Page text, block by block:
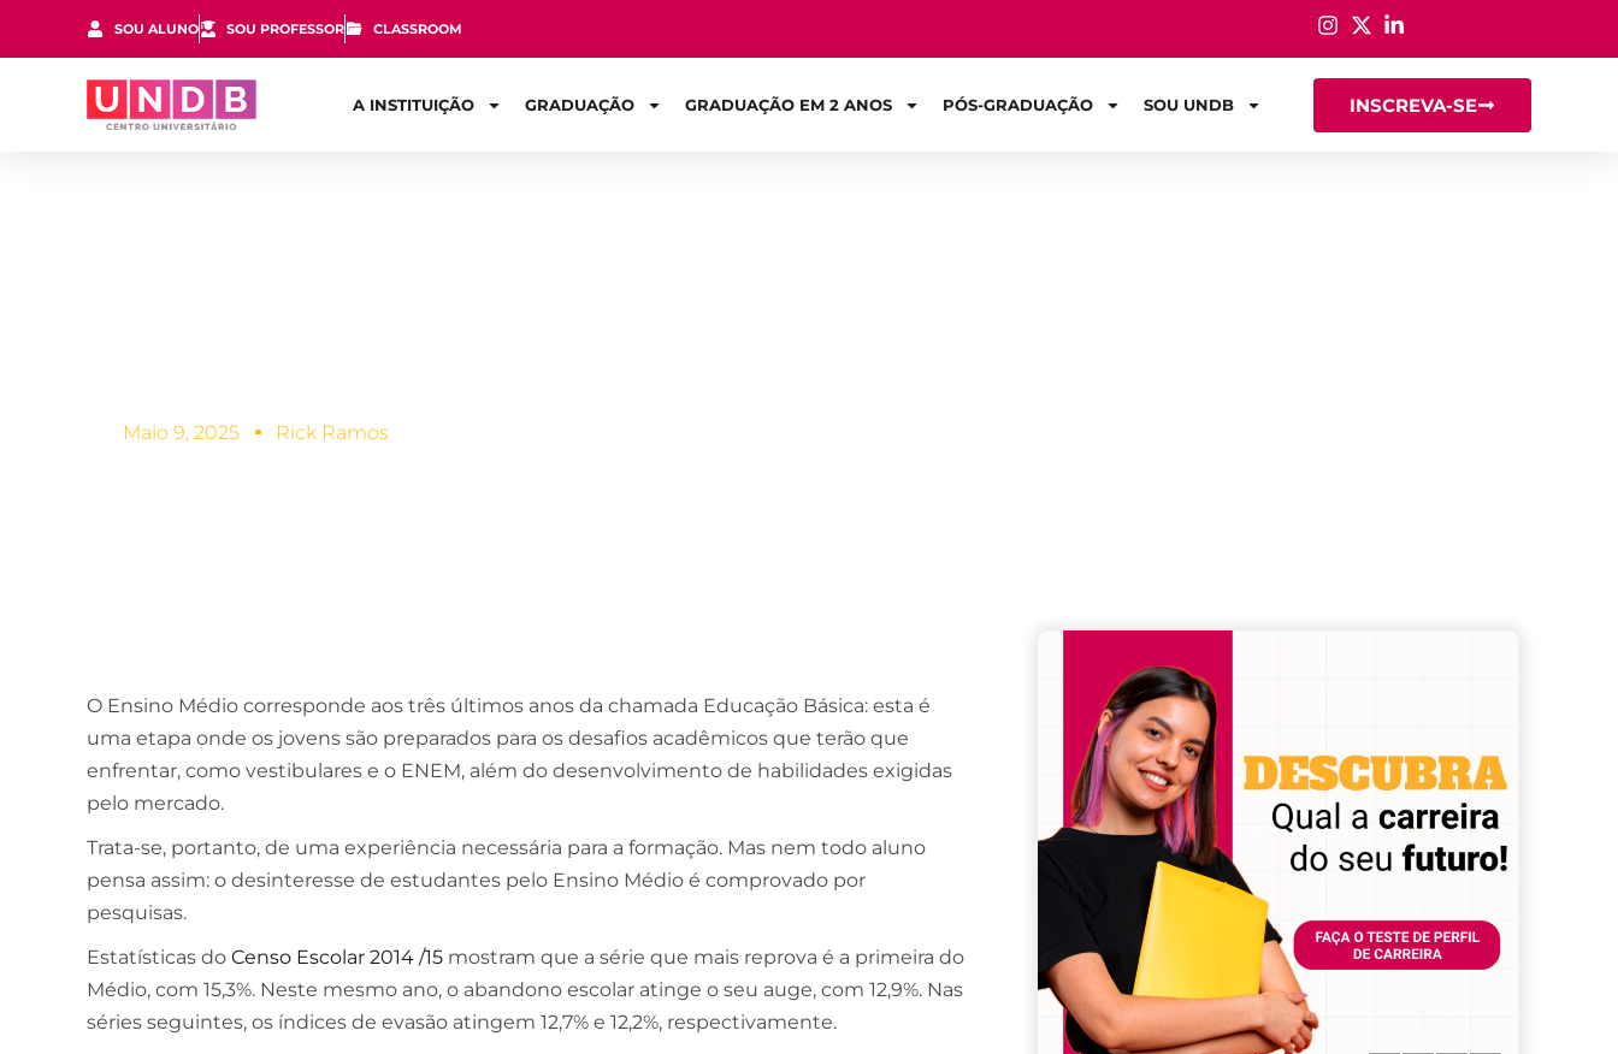
SOU ALUNO SOU PROFESSOR CLASSROOM
A INSTITUIÇÃO GRADUAÇÃO GRADUAÇÃO EM 2 ANOS PÓS-GRADUAÇÃO SOU UNDB INSCREVA-SE
Maio 9, 2025 Rick Ramos
O Ensino Médio corresponde aos três últimos anos da chamada Educação Básica: esta é
uma etapa onde os jovens são preparados para os desafios acadêmicos que terão que
enfrentar, como vestibulares e o ENEM, além do desenvolvimento de habilidades exigidas
pelo mercado.
Trata-se, portanto, de uma experiência necessária para a formação. Mas nem todo aluno
pensa assim: o desinteresse de estudantes pelo Ensino Médio é comprovado por
pesquisas.
Estatísticas do Censo Escolar 2014 /15 mostram que a série que mais reprova é a primeira do
Médio, com 15,3%. Neste mesmo ano, o abandono escolar atinge o seu auge, com 12,9%. Nas
séries seguintes, os índices de evasão atingem 12,7% e 12,2%, respectivamente.